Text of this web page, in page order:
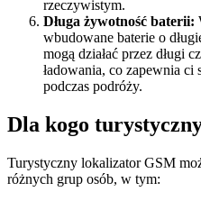
rzeczywistym.
Długa żywotność baterii:
wbudowane baterie o
mogą działać przez długi
ładowania, co zapewnia ci
podczas podróży.
Dla kogo
Turystyczny lokalizator GSM
różnych grup osób, w tym: